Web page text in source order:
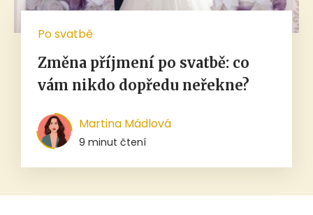
Po svatbě
Změna příjmení po svatbě: co
vám nikdo dopředu neřekne?
Martina Mádlová
9 minut čtení